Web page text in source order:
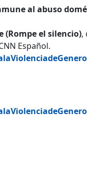
al abuso
(Rompe el silencio),
Español.